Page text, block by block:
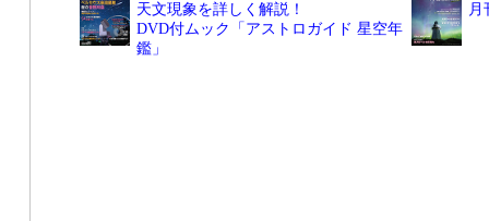
天文現象を詳しく解説！
DVD付ムック「アストロガイド 星空年
鑑」
月